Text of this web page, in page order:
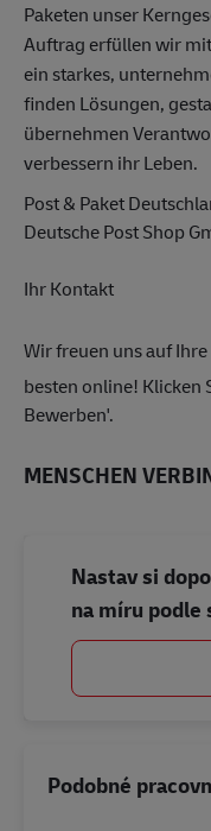
Paketen unser
Auftrag erfüllen wir
ein starkes,
finden Lösungen,
übernehmen
verbessern ihr Leben.
Post & Paket
Deutsche Post Shop
Ihr Kontakt
Wir freuen uns auf
besten online! Klicken
Bewerben'.
MENSCHEN
Nastav si
na míru podle
Podobné